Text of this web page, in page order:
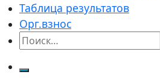
Таблица результатов
Орг.взнос
Найти: